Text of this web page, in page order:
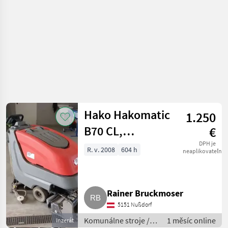
Inzerát
Hako Hakomatic
B70 CL,
Putzmaschine ex
1.250
€
DPH je
neaplikovateľné
R. v. 2008 604 h
Rainer Bruckmoser
5151 Nußdorf
Komunálne stroje /
1 měsíc online